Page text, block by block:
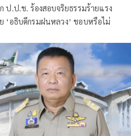
ป.ป.ช. ร้องสอบจริยธรรมร้ายแรง
‘อธิบดีกรมฝนหลวง’ ชอบหรือไม่